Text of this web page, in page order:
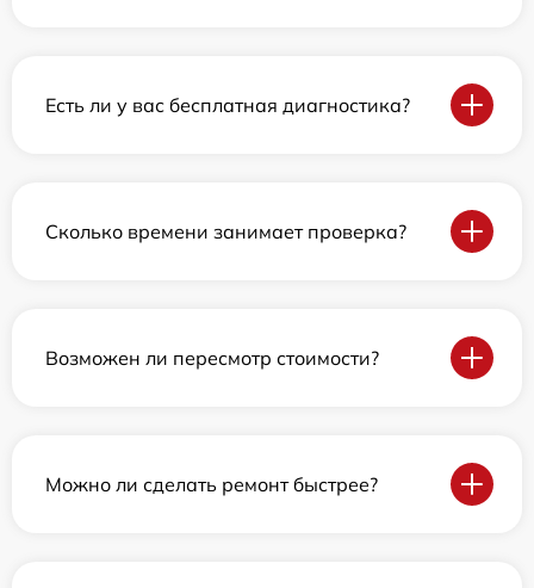
Есть ли у вас бесплатная диагностика?
Сколько времени занимает проверка?
Возможен ли пересмотр стоимости?
Можно ли сделать ремонт быстрее?